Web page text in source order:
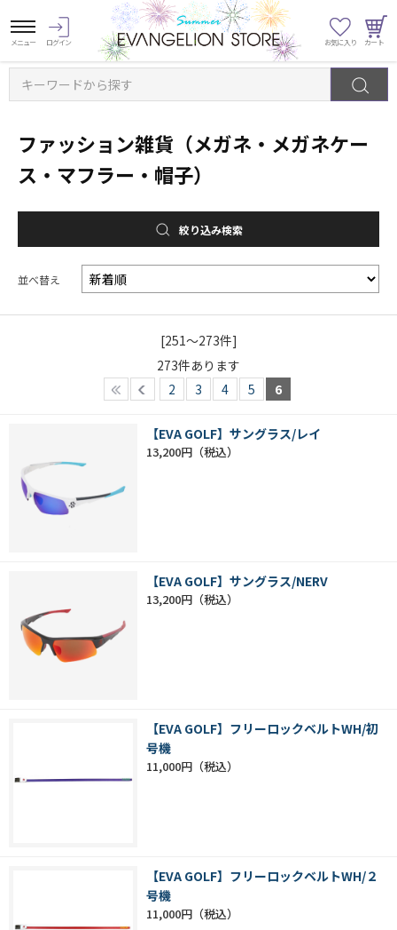
キーワードから探す
ファッション雑貨（メガネ・メガネケー
ス・マフラー・帽子）
絞り込み検索
並べ替え
[251～273件]
273件あります
2
3 4 5 6
【EVA GOLF】サングラス/レイ
13,200円
【EVA GOLF】サングラス/NERV
13,200円
【EVA GOLF】フリーロックベルトWH/初
号機
11,000円
【EVA GOLF】フリーロックベルトWH/２
号機
11,000円